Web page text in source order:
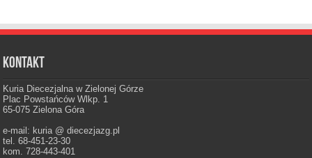
Kontakt
Kuria Diecezjalna w Zielonej Górze
Plac Powstańców Wlkp. 1
65-075 Zielona Góra
e-mail: kuria @ diecezjazg.pl
tel. 68-451-23-30
kom. 728-443-401